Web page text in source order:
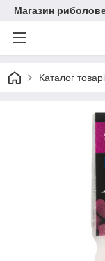
Магазин
Каталог